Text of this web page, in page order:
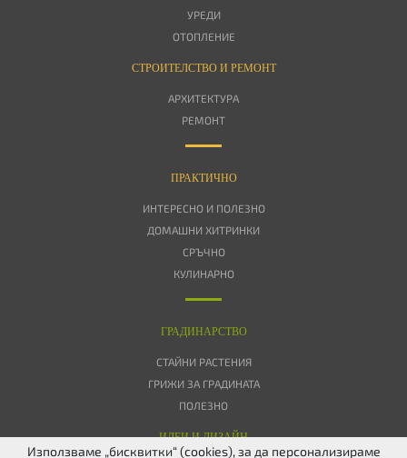
УРЕДИ
ОТОПЛЕНИЕ
СТРОИТЕЛСТВО И РЕМОНТ
АРХИТЕКТУРА
РЕМОНТ
ПРАКТИЧНО
ИНТЕРЕСНО И ПОЛЕЗНО
ДОМАШНИ ХИТРИНКИ
СРЪЧНО
КУЛИНАРНО
ГРАДИНАРСТВО
СТАЙНИ РАСТЕНИЯ
ГРИЖИ ЗА ГРАДИНАТА
ПОЛЕЗНО
ИДЕИ И ДИЗАЙН
Използваме „бисквитки“ (cookies), за да персонализираме